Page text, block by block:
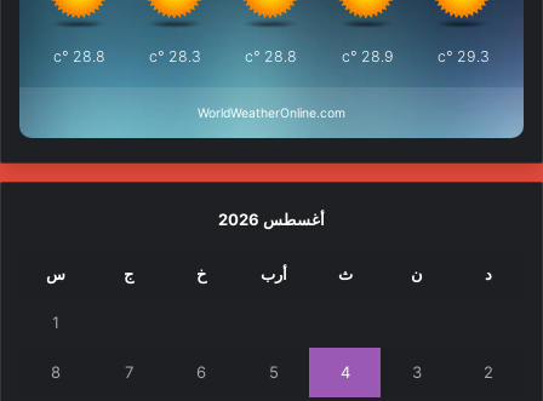
28.8
°c 28.3
°c 28.8
°c 28.9
°c 29.3
°c
WorldWeatherOnline.com
أغسطس 2026
د ن ث أرب خ ج س
1
2
3
4
5
6
7
8